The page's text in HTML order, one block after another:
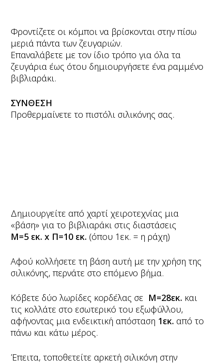
Φροντίζετε οι κόμποι να βρίσκονται στην πίσω
μεριά πάντα των ζευγαριών.
Επαναλάβετε με τον ίδιο τρόπο για όλα τα
ζευγάρια έως ότου δημιουργήσετε ένα ραμμένο
βιβλιαράκι.
ΣΥΝΘΕΣΗ
Προθερμαίνετε το πιστόλι σιλικόνης σας.
Δημιουργείτε από χαρτί χειροτεχνίας μια
«βάση» για το βιβλιαράκι στις διαστάσεις
Μ=5 εκ.x Π=10 εκ.(όπου 1εκ. = η ράχη)
Αφού κολλήσετε τη βάση αυτή με την χρήση της
σιλικόνης, περνάτε στο επόμενο βήμα.
Κόβετε δύο λωρίδες κορδέλας σε Μ=28εκ. και
τις κολλάτε στο εσωτερικό του εξωφύλλου,
αφήνοντας μια ενδεικτική απόσταση 1εκ.από το
πάνω και κάτω μέρος.
Έπειτα, τοποθετείτε αρκετή σιλικόνη στην